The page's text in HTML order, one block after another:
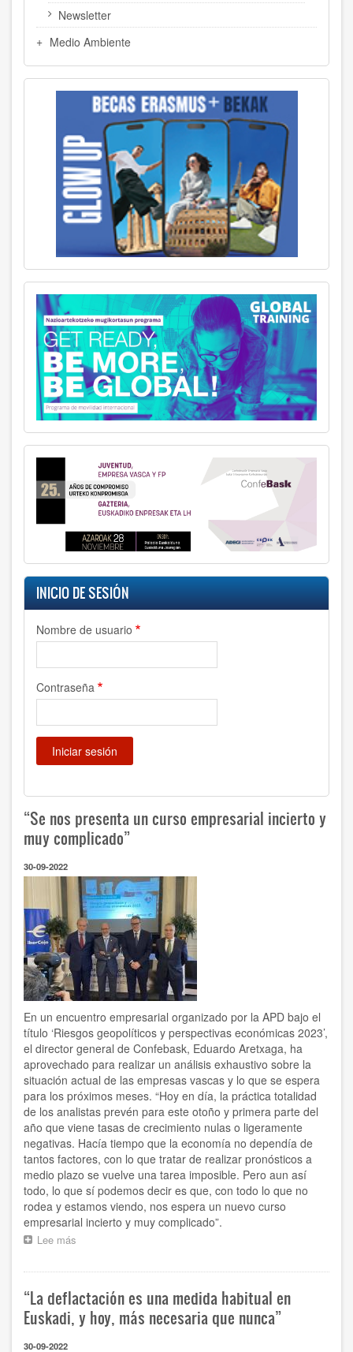
Newsletter
Medio Ambiente
INICIO DE SESIÓN
Nombre de usuario
Contraseña
“Se nos presenta un curso empresarial incierto y
muy complicado”
30-09-2022
En un encuentro empresarial organizado por la APD bajo el
título ‘Riesgos geopolíticos y perspectivas económicas 2023’,
el director general de Confebask, Eduardo Aretxaga, ha
aprovechado para realizar un análisis exhaustivo sobre la
situación actual de las empresas vascas y lo que se espera
para los próximos meses. “Hoy en día, la práctica totalidad
de los analistas prevén para este otoño y primera parte del
año que viene tasas de crecimiento nulas o ligeramente
negativas. Hacía tiempo que la economía no dependía de
tantos factores, con lo que tratar de realizar pronósticos a
medio plazo se vuelve una tarea imposible. Pero aun así
todo, lo que sí podemos decir es que, con todo lo que no
rodea y estamos viendo, nos espera un nuevo curso
empresarial incierto y muy complicado”.
Lee más
un
curso
empresarial
“La deflactación es una medida habitual en
Euskadi, y hoy, más necesaria que nunca”
30-09-2022